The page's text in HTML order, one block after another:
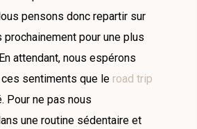
pensons donc repartir sur
prochainement pour une plus
attendant, nous espérons
sentiments que le road trip
Pour ne pas nous
une routine sédentaire et